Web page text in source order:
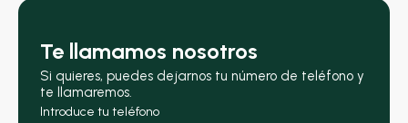
Te llamamos nosotros
Si quieres, puedes dejarnos tu número de teléfono y
te llamaremos.
Introduce tu teléfono